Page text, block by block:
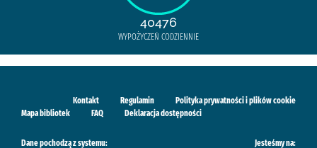
40476
WYPOŻYCZEŃ CODZIENNIE
Kontakt Regulamin
Polityka prywatności i plików cookie
Mapa bibliotek
FAQ Deklaracja dostępności
Dane pochodzą z systemu: Jesteśmy na: